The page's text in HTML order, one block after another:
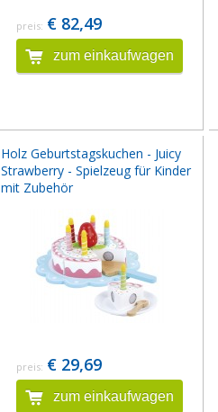
preis: € 82,49
zum einkaufwagen
Holz Geburtstagskuchen - Juicy
Strawberry - Spielzeug für Kinder
mit Zubehör
preis: € 29,69
zum einkaufwagen